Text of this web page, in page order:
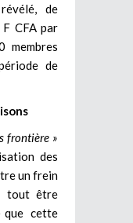
de
CFA par
membres
de
frontière »
des
un frein
tout être
que cette